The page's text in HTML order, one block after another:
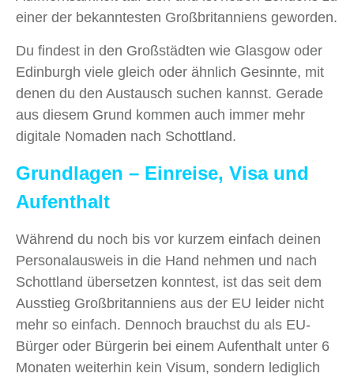
einer der bekanntesten Großbritanniens geworden.
Du findest in den Großstädten wie Glasgow oder
Edinburgh viele gleich oder ähnlich Gesinnte, mit
denen du den Austausch suchen kannst. Gerade
aus diesem Grund kommen auch immer mehr
digitale Nomaden nach Schottland.
Grundlagen – Einreise, Visa und
Aufenthalt
Während du noch bis vor kurzem einfach deinen
Personalausweis in die Hand nehmen und nach
Schottland übersetzen konntest, ist das seit dem
Ausstieg Großbritanniens aus der EU leider nicht
mehr so einfach. Dennoch brauchst du als EU-
Bürger oder Bürgerin bei einem Aufenthalt unter 6
Monaten weiterhin kein Visum, sondern lediglich